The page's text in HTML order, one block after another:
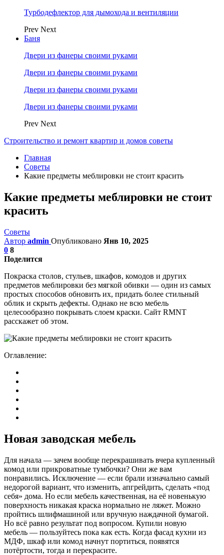
Турбодефлектор для дымохода и вентиляции
Prev Next
Баня
Двери из фанеры своими руками
Двери из фанеры своими руками
Двери из фанеры своими руками
Двери из фанеры своими руками
Prev Next
Строительство и ремонт квартир и домов советы
Главная
Советы
Какие предметы меблировки не стоит красить
Какие предметы меблировки не стоит
красить
Советы
Автор admin Опубликовано Янв 10, 2025
0 8
Поделится
Покраска столов, стульев, шкафов, комодов и других
предметов меблировки без мягкой обивки — один из самых
простых способов обновить их, придать более стильный
облик и скрыть дефекты. Однако не всю мебель
целесообразно покрывать слоем краски. Сайт RMNT
расскажет об этом.
Оглавление:
Новая заводская мебель
Для начала — зачем вообще перекрашивать вчера купленный
комод или прикроватные тумбочки? Они же вам
понравились. Исключение — если брали изначально самый
недорогой вариант, что изменить, апгрейдить, сделать «под
себя» дома. Но если мебель качественная, на её новенькую
поверхность никакая краска нормально не ляжет. Можно
пройтись шлифмашиной или вручную наждачной бумагой.
Но всё равно результат под вопросом. Купили новую
мебель — пользуйтесь пока как есть. Когда фасад кухни из
МДФ, шкаф или комод начнут портиться, появятся
потёртости, тогда и перекрасите.